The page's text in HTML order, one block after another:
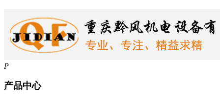
P
产品中心